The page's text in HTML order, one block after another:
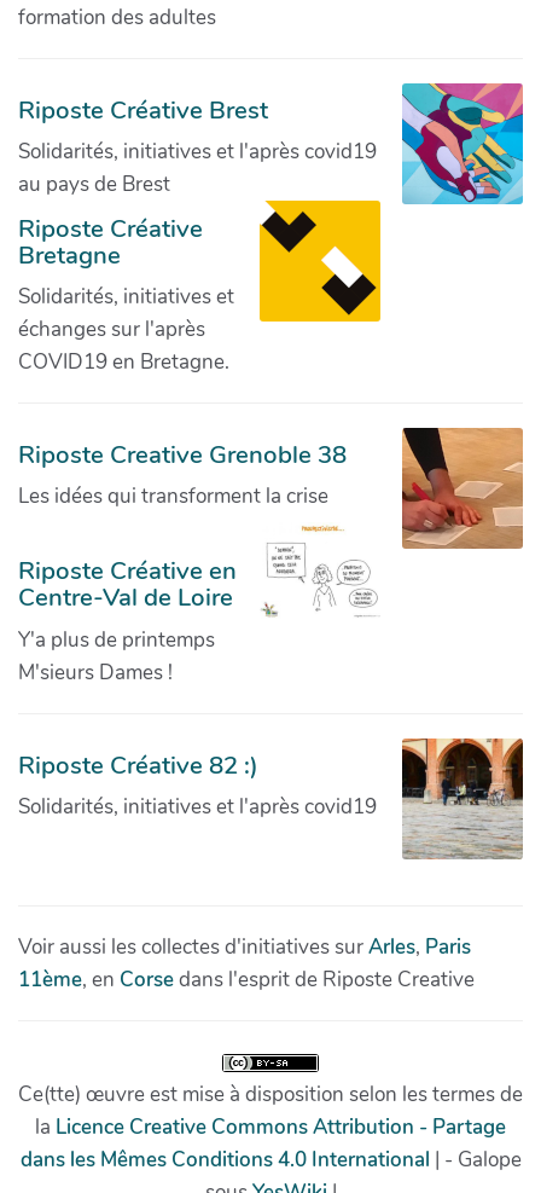
formation des adultes
Riposte Créative Brest
Solidarités, initiatives et l'après covid19
au pays de Brest
Riposte Créative
Bretagne
Solidarités, initiatives et
échanges sur l'après
COVID19 en Bretagne.
Riposte Creative Grenoble 38
Les idées qui transforment la crise
Riposte Créative en
Centre-Val de Loire
Y'a plus de printemps
M'sieurs Dames !
Riposte Créative 82 :)
Solidarités, initiatives et l'après covid19
Voir aussi les collectes d'initiatives surArles, Paris
11ème, en Corsedans l'esprit de Riposte Creative
Ce(tte) œuvre est mise à disposition selon les termes de
la Licence Creative Commons Attribution - Partage
dans les Mêmes Conditions 4.0 International | - Galope